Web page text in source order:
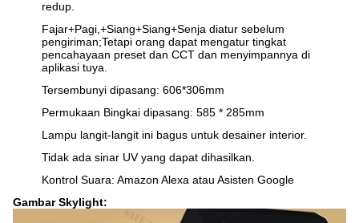
redup.
Fajar+Pagi,+Siang+Siang+Senja diatur sebelum
pengiriman;Tetapi orang dapat mengatur tingkat
pencahayaan preset dan CCT dan menyimpannya di
aplikasi tuya.
Tersembunyi dipasang: 606*306mm
Permukaan Bingkai dipasang: 585 * 285mm
Lampu langit-langit ini bagus untuk desainer interior.
Tidak ada sinar UV yang dapat dihasilkan.
Kontrol Suara: Amazon Alexa atau Asisten Google
Gambar Skylight: